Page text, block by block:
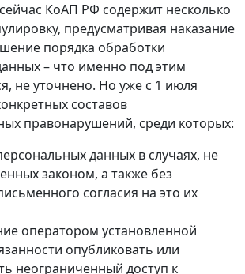
КоАП РФ содержит несколько
предусматривая наказание
порядка обработки
– что именно под этим
не уточнено. Но уже с 1 июля
составов
правонарушений, среди которых:
данных в случаях, не
законом, а также без
согласия на это их
оператором установленной
опубликовать или
неограниченный доступ к